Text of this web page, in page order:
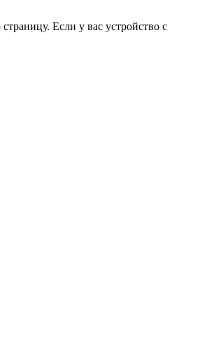
Если у вас устройство с